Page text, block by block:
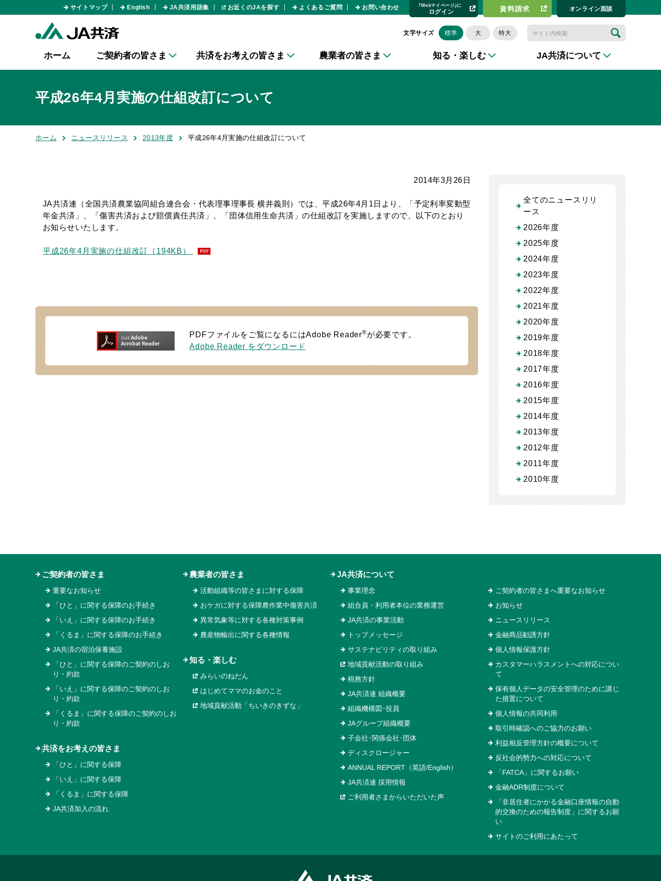
サイトマップ English JA共済用語集 お近くのJAを探す よくあるご質問 お問い合わせ ｢Webマイページ｣に
ログイン 資料請求​ オンライン⾯談
文字サイズ 標準 大 特大
ホーム ご契約者の皆さま 共済をお考えの皆さま 農業者の皆さま 知る・楽しむ JA共済について
平成26年4月実施の仕組改訂について
ホーム ニュースリリース 2013年度 平成26年4月実施の仕組改訂について
2014年3月26日
JA共済連（全国共済農業協同組合連合会・代表理事理事長 横井義則）では、平成26年4月1日より、「予定利率変動型
年金共済」、「傷害共済および賠償責任共済」、「団体信用生命共済」の仕組改訂を実施しますので、以下のとおり
お知らせいたします。
平成26年4月実施の仕組改訂（194KB）
PDFファイルをご覧になるにはAdobe Reader®が必要です。
Adobe Reader をダウンロード
全てのニュースリリ
ース
2026年度
2025年度
2024年度
2023年度
2022年度
2021年度
2020年度
2019年度
2018年度
2017年度
2016年度
2015年度
2014年度
2013年度
2012年度
2011年度
2010年度
ご契約者の皆さま
重要なお知らせ
「ひと」に関する保障のお手続き
「いえ」に関する保障のお手続き
「くるま」に関する保障のお手続き
JA共済の宿泊保養施設
「ひと」に関する保障のご契約のしお
り・約款
「いえ」に関する保障のご契約のしお
り・約款
「くるま」に関する保障のご契約のしお
り・約款
共済をお考えの皆さま
「ひと」に関する保障
「いえ」に関する保障
「くるま」に関する保障
JA共済加入の流れ
農業者の皆さま
活動組織等の皆さまに対する保障
おケガに対する保障農作業中傷害共済
異常気象等に対する各種対策事例
農産物輸出に関する各種情報
知る・楽しむ
みらいのねだん
はじめてママのお金のこと
地域貢献活動「ちいきのきずな」
JA共済について
事業理念
組合員・利用者本位の業務運営
JA共済の事業活動
トップメッセージ
サステナビリティの取り組み
地域貢献活動の取り組み
税務方針
JA共済連 組織概要
組織機構図･役員
JAグループ組織概要
子会社･関係会社･団体
ディスクロージャー
ANNUAL REPORT（英語/English）
JA共済連 採用情報
ご利用者さまからいただいた声
ご契約者の皆さまへ重要なお知らせ
お知らせ
ニュースリリース
金融商品勧誘方針
個人情報保護方針
カスタマーハラスメントへの対応につい
て
保有個人データの安全管理のために講じ
た措置について
個人情報の共同利用
取引時確認へのご協力のお願い
利益相反管理方針の概要について
反社会的勢力への対応について
「FATCA」に関するお願い
金融ADR制度について
「非居住者にかかる金融口座情報の自動
的交換のための報告制度」に関するお願
い
サイトのご利用にあたって